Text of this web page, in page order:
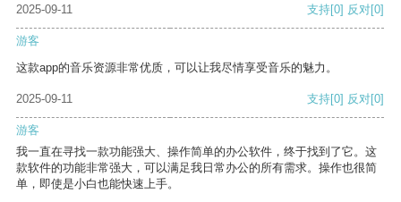
2025-09-11 支持[0] 反对[0]
游客
这款app的音乐资源非常优质，可以让我尽情享受音乐的魅力。
2025-09-11 支持[0] 反对[0]
游客
我一直在寻找一款功能强大、操作简单的办公软件，终于找到了它。这
款软件的功能非常强大，可以满足我日常办公的所有需求。操作也很简
单，即使是小白也能快速上手。